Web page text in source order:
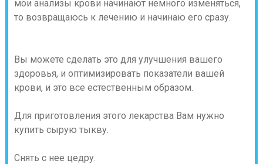
мои анализы крови начинают немного изменяться,
то возвращаюсь к лечению и начинаю его сразу.
Вы можете сделать это для улучшения вашего
здоровья, и оптимизировать показатели вашей
крови, и это все естественным образом.
Для приготовления этого лекарства Вам нужно
купить сырую тыкву.
Снять с нее цедру.